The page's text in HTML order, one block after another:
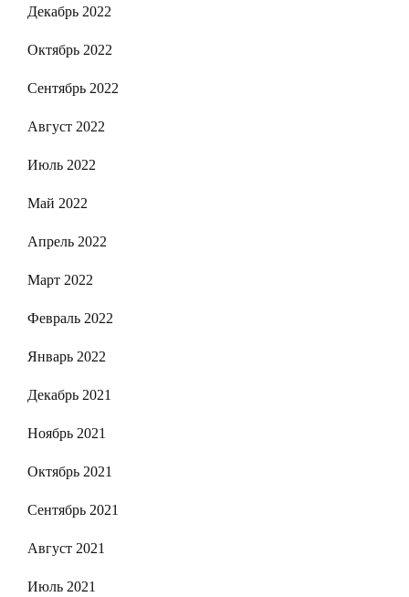
Декабрь 2022
Октябрь 2022
Сентябрь 2022
Август 2022
Июль 2022
Май 2022
Апрель 2022
Март 2022
Февраль 2022
Январь 2022
Декабрь 2021
Ноябрь 2021
Октябрь 2021
Сентябрь 2021
Август 2021
Июль 2021